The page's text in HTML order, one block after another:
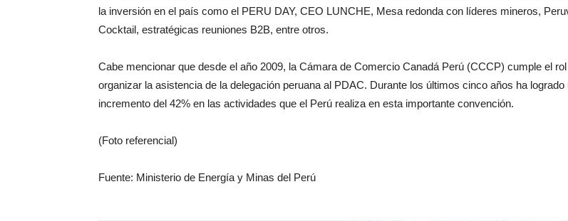
la inversión en el país como el PERU DAY, CEO LUNCHE, Mesa redonda con líderes mineros,
Cocktail, estratégicas reuniones B2B, entre otros.
Cabe mencionar que desde el año 2009, la Cámara de Comercio Canadá Perú (CCCP) cumple el
organizar la asistencia de la delegación peruana al PDAC. Durante los últimos cinco años ha logrado
incremento del 42% en las actividades que el Perú realiza en esta importante convención.
(Foto referencial)
Fuente: Ministerio de Energía y Minas del Perú